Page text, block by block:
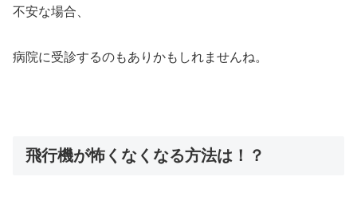
不安な場合、
病院に受診するのもありかもしれませんね。
飛行機が怖くなくなる方法は！？